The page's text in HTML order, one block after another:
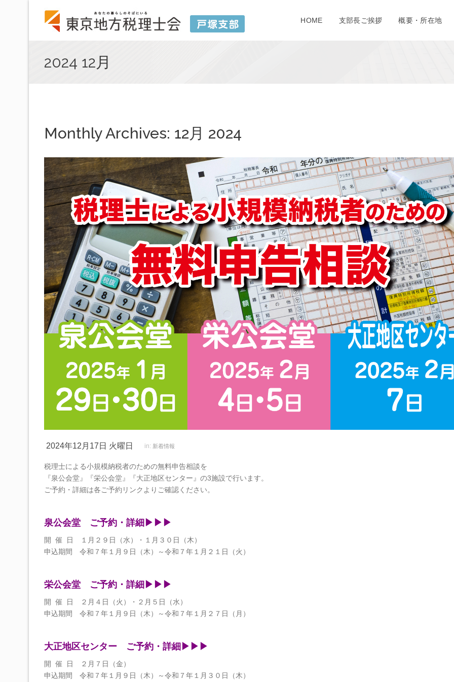
HOME 支部長ご挨拶 概要・所在地
2024 12月
Monthly Archives: 12月 2024
2024年12月17日 火曜日 in: 新着情報
税理士による小規模納税者のための無料申告相談を
『泉公会堂』『栄公会堂』『大正地区センター』の3施設で行います。
ご予約・詳細は各ご予約リンクよりご確認ください。
泉公会堂 ご予約・詳細▶︎▶︎▶︎
開 催 日 １月２９日（水）・１月３０日（木）
申込期間 令和７年１月９日（木）～令和７年１月２１日（火）
栄公会堂 ご予約・詳細▶︎▶︎▶︎
開 催 日 ２月４日（火）・２月５日（水）
申込期間 令和７年１月９日（木）～令和７年１月２７日（月）
大正地区センター ご予約・詳細▶︎▶︎▶︎
開 催 日 ２月７日（金）
申込期間 令和７年１月９日（木）～令和７年１月３０日（木）